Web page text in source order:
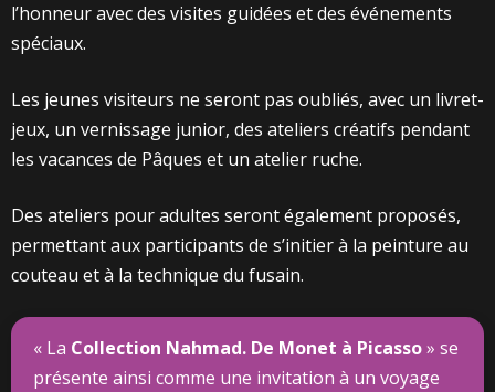
l’honneur avec des visites guidées et des événements
spéciaux.
Les jeunes visiteurs ne seront pas oubliés, avec un livret-
jeux, un vernissage junior, des ateliers créatifs pendant
les vacances de Pâques et un atelier ruche.
Des ateliers pour adultes seront également proposés,
permettant aux participants de s’initier à la peinture au
couteau et à la technique du fusain.
« La Collection Nahmad. De Monet à Picasso» se
présente ainsi comme une invitation à un voyage